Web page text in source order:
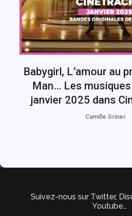
Babygirl, L’amour au
Man… Les
janvier 2025 dans
Camille Griner
Suivez-nous sur Twitter,
Youtube…